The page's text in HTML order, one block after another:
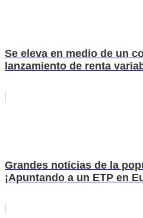
Se eleva en medio de un
lanzamiento de renta
Grandes noticias de la
¡Apuntando a un ETP en